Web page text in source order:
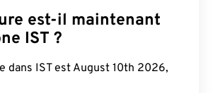
est-il maintenant
IST ?
dans IST est August 10th 2026,